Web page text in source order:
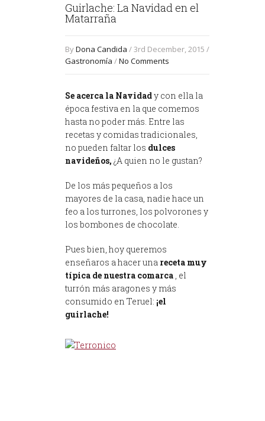
Guirlache: La Navidad en el
Matarraña
ByDona Candida / 3rd December, 2015 /
Gastronomía /No Comments
Se acerca la Navidady con ella la
época festiva en la que comemos
hasta no poder más. Entre las
recetas y comidas tradicionales,
no pueden faltar los dulces
navideños, ¿A quien no le gustan?
De los más pequeños a los
mayores de la casa, nadie hace un
feo a los turrones, los polvorones y
los bombones de chocolate.
Pues bien, hoy queremos
enseñaros a hacer una receta muy
típica de nuestra comarca , el
turrón más aragones y más
consumido en Teruel: ¡el
guirlache!